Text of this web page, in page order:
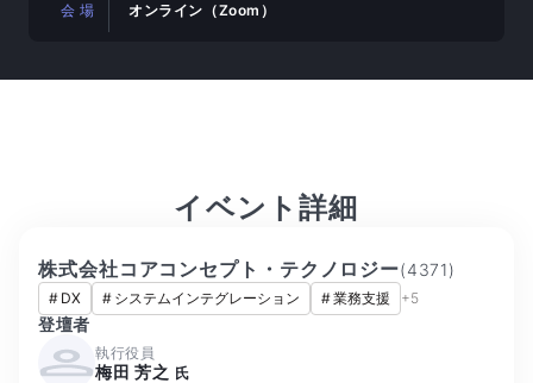
会 場 オンライン（Zoom）
イベント詳細
株式会社コアコンセプト・テクノロジー(4371)
# DX # システムインテグレーション #業務支援 +5
登壇者
執行役員
梅田 芳之 氏